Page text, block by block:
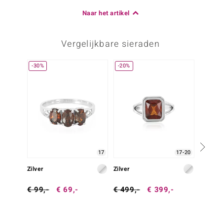
Naar het artikel
Vergelijkbare sieraden
-30%
17
Zilver
€ 99,- € 69,-
-20%
17-20
Zilver
€ 499,- € 399,-